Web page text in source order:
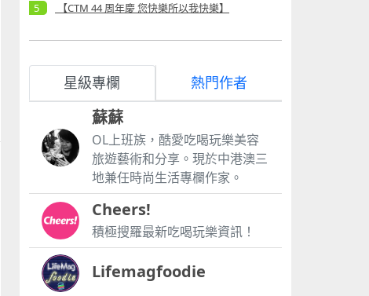
【CTM 44 周年慶 您快樂所以我快樂】
星級專欄 熱門作者
蘇蘇
OL上班族，酷愛吃喝玩樂美容
旅遊藝術和分享。現於中港澳三
地兼任時尚生活專欄作家。
Cheers!
積極搜羅最新吃喝玩樂資訊！
Lifemagfoodie